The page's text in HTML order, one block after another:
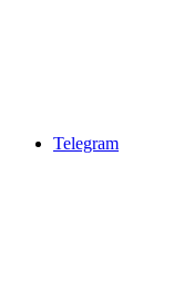
Telegram